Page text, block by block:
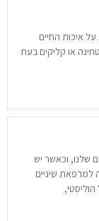
איכות החיים
או קליקים בעת
שלנו, וכאשר יש
למרפאת שיניים